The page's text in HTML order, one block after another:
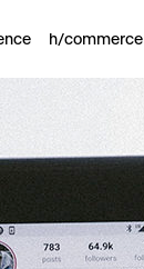
h/commerce